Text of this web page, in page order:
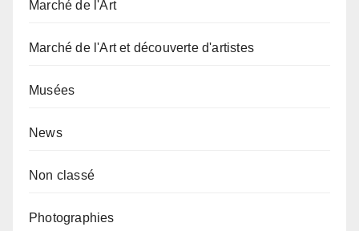
Marché de l'Art
Marché de l'Art et découverte d'artistes
Musées
News
Non classé
Photographies